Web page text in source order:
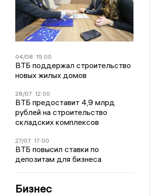
04/08 15:00
ВТБ поддержал строительство
новых жилых домов
28/07 12:00
ВТБ предоставит 4,9 млрд
рублей на строительство
складских комплексов
27/07 17:00
ВТБ повысил ставки по
депозитам для бизнеса
Бизнес